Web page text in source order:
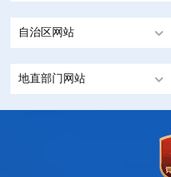
自治区网站
地直部门网站